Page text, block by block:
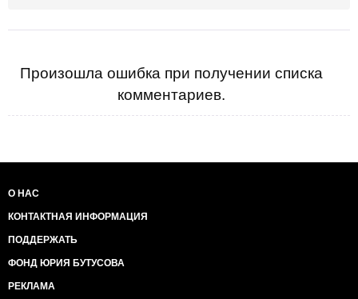
Произошла ошибка при получении списка
комментариев.
О НАС
КОНТАКТНАЯ ИНФОРМАЦИЯ
ПОДДЕРЖАТЬ
ФОНД ЮРИЯ БУТУСОВА
РЕКЛАМА